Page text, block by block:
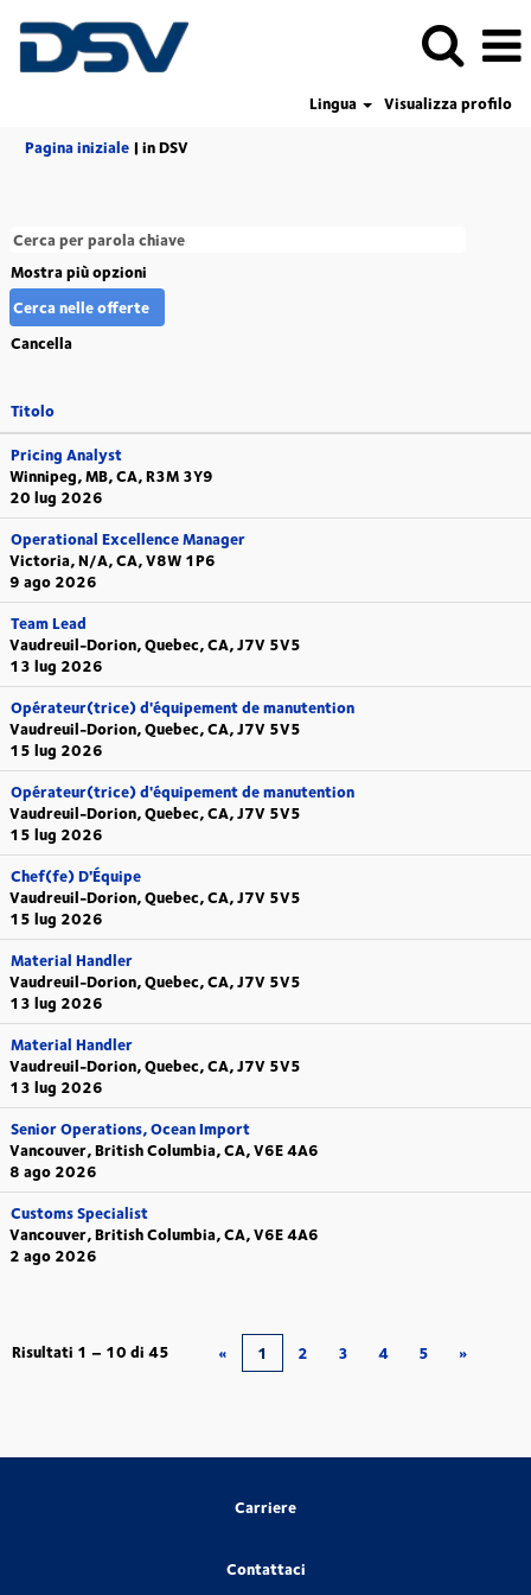
Lingua
Visualizza profilo
Pagina iniziale | in DSV(pagina
Mostra più opzioni
Cancella
Titolo
Pricing Analyst
Winnipeg, MB, CA, R3M 3Y9
20 lug 2026
Operational Excellence Manager
Victoria, N/A, CA, V8W 1P6
9 ago 2026
Team Lead
Vaudreuil-Dorion, Quebec, CA, J7V 5V5
13 lug 2026
Opérateur(trice) d'équipement de manutention
Vaudreuil-Dorion, Quebec, CA, J7V 5V5
15 lug 2026
Opérateur(trice) d'équipement de manutention
Vaudreuil-Dorion, Quebec, CA, J7V 5V5
15 lug 2026
Chef(fe) D'Équipe
Vaudreuil-Dorion, Quebec, CA, J7V 5V5
15 lug 2026
Material Handler
Vaudreuil-Dorion, Quebec, CA, J7V 5V5
13 lug 2026
Material Handler
Vaudreuil-Dorion, Quebec, CA, J7V 5V5
13 lug 2026
Senior Operations, Ocean Import
Vancouver, British Columbia, CA, V6E 4A6
8 ago 2026
Customs Specialist
Vancouver, British Columbia, CA, V6E 4A6
2 ago 2026
Risultati 1 – 10 di 45 « 1 2 3 4 5 »
Carriere
Contattaci